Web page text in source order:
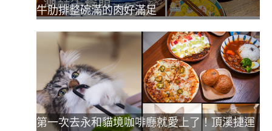
牛肋排整碗滿的肉好滿足
第一次去永和貓境咖啡廳就愛上了！頂溪捷運